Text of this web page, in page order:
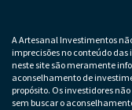
A Artesanal Investimentos
imprecisões no conteúdo
neste site são meramente
aconselhamento de
propósito. Os investidores
sem buscar o